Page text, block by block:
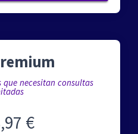
que necesitan consultas
€